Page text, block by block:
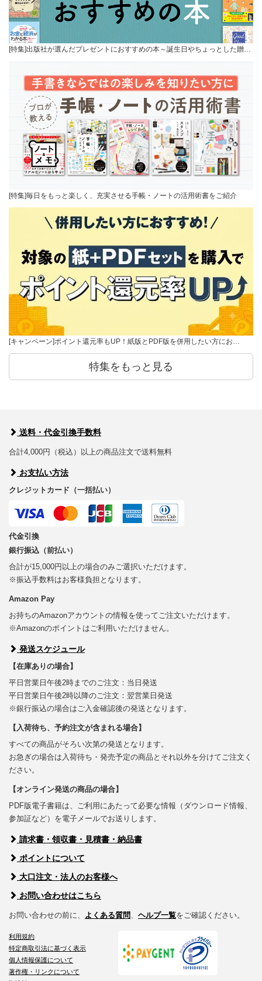
[特集]出版社が選んだプレゼントにおすすめの本～誕生日やちょっとした贈…
[特集]毎日をもっと楽しく、充実させる手帳・ノートの活用術書をご紹介
[キャンペーン]ポイント還元率もUP！紙版とPDF版を併用したい方にお…
特集をもっと見る
送料・代金引換手数料
合計4,000円（税込）以上の商品注文で送料無料
お支払い方法
クレジットカード（一括払い）
代金引換
銀行振込（前払い）
合計が15,000円以上の場合のみご選択いただけます。
※振込手数料はお客様負担となります。
Amazon Pay
お持ちのAmazonアカウントの情報を使ってご注文いただけます。
※Amazonのポイントはご利用いただけません。
発送スケジュール
【在庫ありの場合】
平日営業日午後2時までのご注文：当日発送
平日営業日午後2時以降のご注文：翌営業日発送
※銀行振込の場合はご入金確認後の発送となります。
【入荷待ち、予約注文が含まれる場合】
すべての商品がそろい次第の発送となります。
お急ぎの場合は入荷待ち・発売予定の商品とそれ以外を分けてご注文く
ださい。
【オンライン発送の商品の場合】
PDF版電子書籍は、ご利用にあたって必要な情報（ダウンロード情報、
参加証など）を電子メールでお送りします。
請求書・領収書・見積書・納品書
ポイントについて
大口注文・法人のお客様へ
お問い合わせはこちら
お問い合わせの前に、 よくある質問、 ヘルプ一覧をご確認ください。
利用規約
特定商取引法に基づく表示
個人情報保護について
著作権・リンクについて